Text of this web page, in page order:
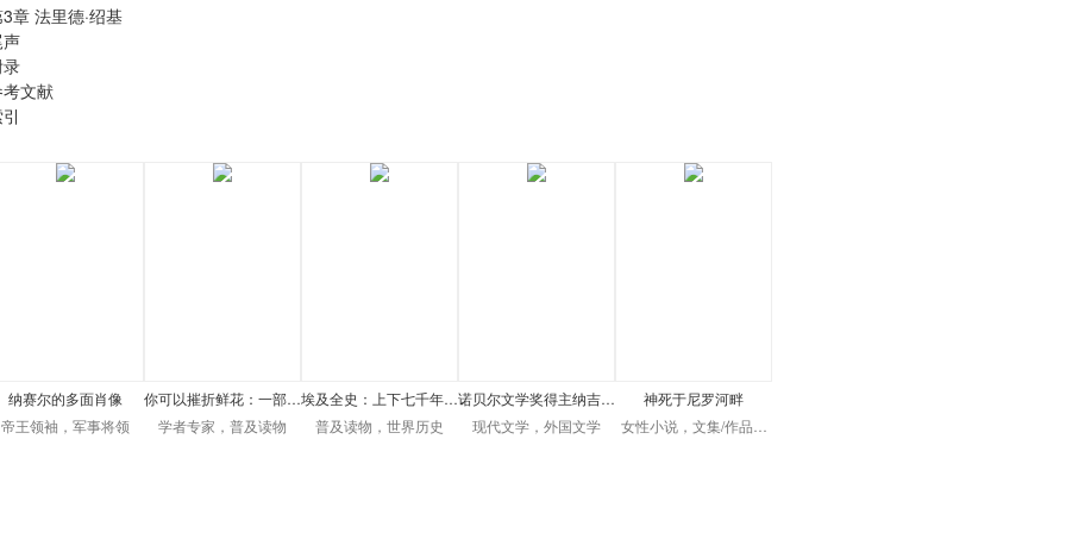
章 法里德·绍基
文献
纳赛尔的多面肖像
帝王领袖，军事将领
你可以摧折鲜花：一部…
学者专家，普及读物
埃及全史：上下七千年…
普及读物，世界历史
诺贝尔文学奖得主纳吉…
现代文学，外国文学
神死于尼罗河畔
女性小说，文集/作品…